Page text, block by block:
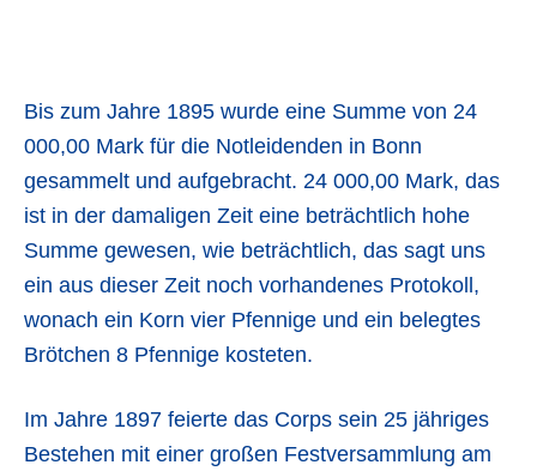
Bis zum Jahre 1895 wurde eine Summe von 24
000,00 Mark für die Notleidenden in Bonn
gesammelt und aufgebracht. 24 000,00 Mark, das
ist in der damaligen Zeit eine beträchtlich hohe
Summe gewesen, wie beträchtlich, das sagt uns
ein aus dieser Zeit noch vorhandenes Protokoll,
wonach ein Korn vier Pfennige und ein belegtes
Brötchen 8 Pfennige kosteten.
Im Jahre 1897 feierte das Corps sein 25 jähriges
Bestehen mit einer großen Festversammlung am